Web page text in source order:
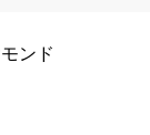
ンド